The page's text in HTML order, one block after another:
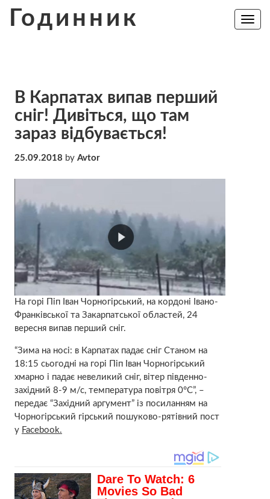
Годинник
Toggle
В Карпатах випав перший
сніг! Дивіться, що там
зараз відбувається!
25.09.2018 by Avtor
На горі Піп Іван Чорногірський, на кордоні Івано-
Франківської та Закарпатської областей, 24
вересня випав перший сніг.
“Зима на носі: в Карпатах падає сніг Станом на
18:15 сьогодні на горі Піп Іван Чорногірський
хмарно і падає невеликий сніг, вітер південно-
західний 8-9 м/с, температура повітря 0°С”, –
передає “Західний аргумент” із посиланням на
Чорногірський гірський пошуково-рятівний пост
у Facebook.